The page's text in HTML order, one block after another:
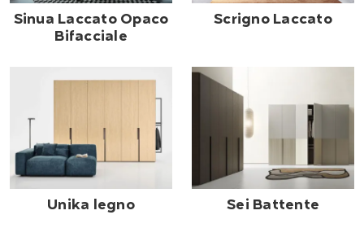
Sinua Laccato Opaco
Bifacciale
Scrigno Laccato
Unika legno Sei Battente